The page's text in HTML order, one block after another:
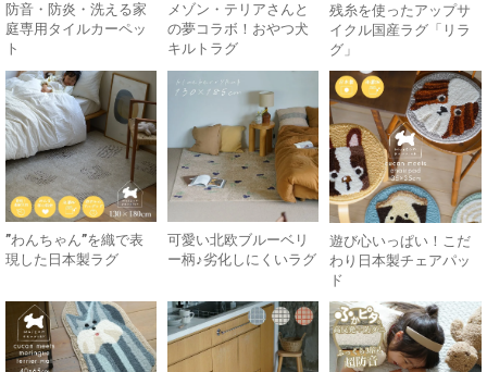
防音・防炎・洗える家
庭専用タイルカーペッ
ト
メゾン・テリアさんと
の夢コラボ！おやつ犬
キルトラグ
残糸を使ったアップサ
イクル国産ラグ「リラ
グ」
”わんちゃん”を織で表
現した日本製ラグ
可愛い北欧ブルーベリ
ー柄♪劣化しにくいラグ
遊び心いっぱい！こだ
わり日本製チェアパッ
ド